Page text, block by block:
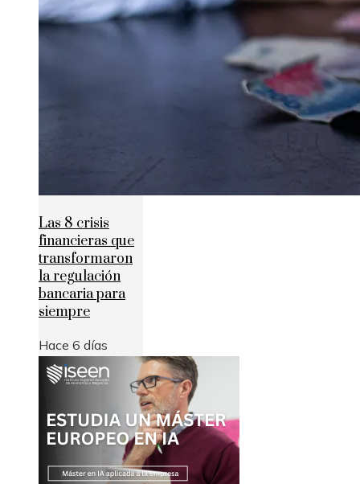
Las 8 crisis
financieras que
transformaron
la regulación
bancaria para
siempre
Hace 6 días